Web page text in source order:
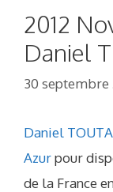
2012
Daniel
30 septembre
Daniel
Azurpour
de la France